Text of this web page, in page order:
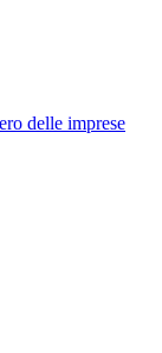
delle imprese